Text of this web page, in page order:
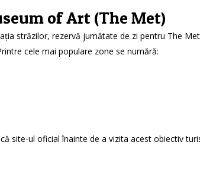
of Art (The Met)
străzilor, rezervă jumătate de zi pentru The
cele mai populare zone se numără:
site-ul oficial înainte de a vizita acest obiectiv